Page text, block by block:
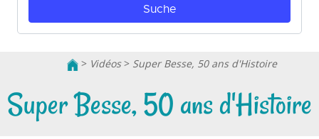
> Vidéos> Super Besse, 50 ans d'Histoire
Super Besse, 50 ans d'Histoire